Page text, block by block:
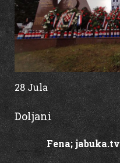
Izvor:Fena; jabuka.tv
28 Jula
15:35
Doljani